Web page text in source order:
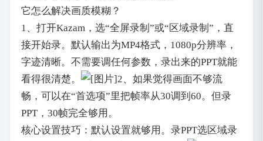
它怎么解决画质模糊？
1、打开Kazam，选“全屏录制”或“区域录制”，直
接开始录。默认输出为MP4格式，1080p分辨率，
字迹清晰。不需要调任何参数，录出来的PPT就能
看得很清楚。
2、如果觉得画面不够流
畅，可以在“首选项”里把帧率从30调到60。但录
PPT，30帧完全够用。
核心设置技巧：默认设置就够用。录PPT选区域录